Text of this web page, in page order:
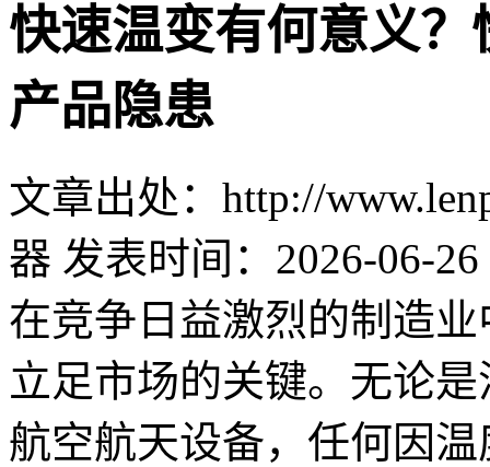
快速温变有何意义
产品隐患
文章出处：http://
器 发表时间：2026-06-26
在竞争日益激烈的制造
立足市场的关键。无论
航空航天设备，任何因